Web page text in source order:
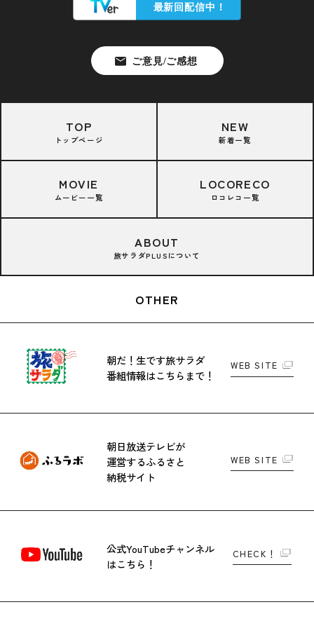
TOP
トップページ
NEW
新着一覧
MOVIE
ムービー一覧
LOCORECO
ロコレコ一覧
ABOUT
旅サラダPLUSについて
OTHER
朝だ！生です旅サラダ
番組情報はこちらまで！
WEB SITE
朝日放送テレビが
運営するふるさと
納税サイト
WEB SITE
公式YouTubeチャンネル
はこちら！
CHECK！